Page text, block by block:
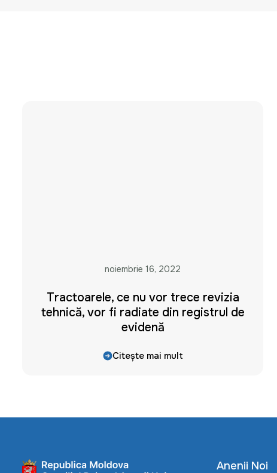
noiembrie 16, 2022
Tractoarele, ce nu vor trece revizia
tehnică, vor fi radiate din registrul de
evidență
Citește mai mult
Anenii Noi